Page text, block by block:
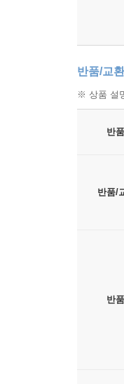
반품/교
※ 상품 설
반
반품/
반